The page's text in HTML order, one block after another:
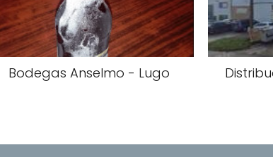
Bodegas Anselmo - Lugo